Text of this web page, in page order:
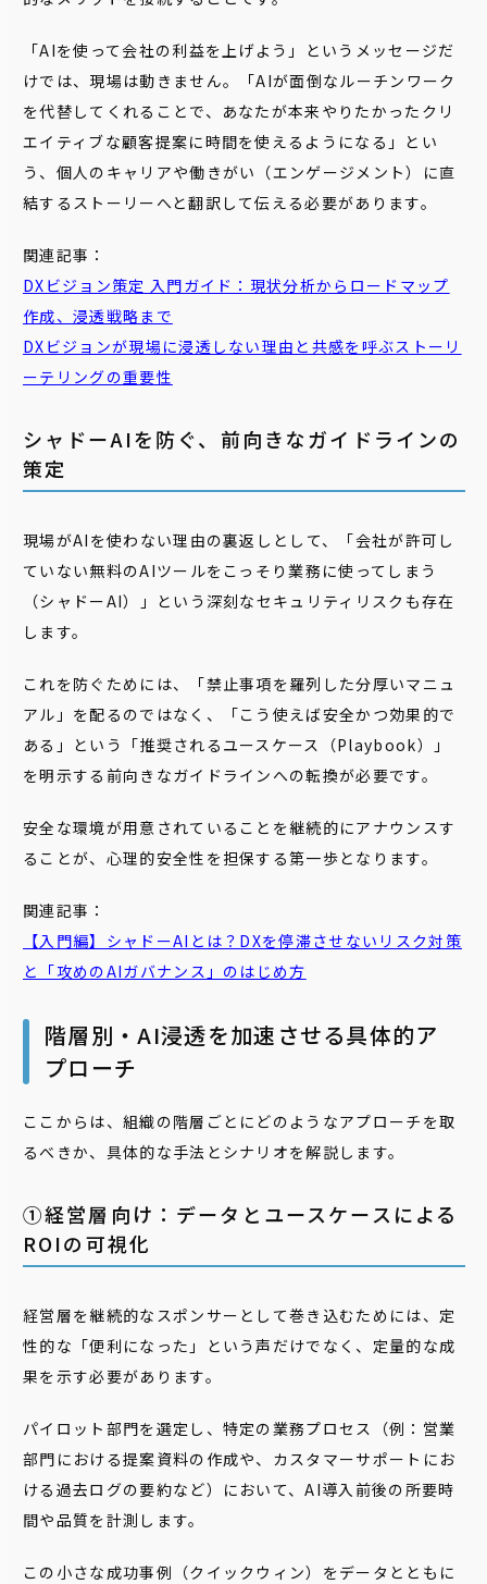
「AIを使って会社の利益を上げよう」というメッセージだ
けでは、現場は動きません。「AIが面倒なルーチンワーク
を代替してくれることで、あなたが本来やりたかったクリ
エイティブな顧客提案に時間を使えるようになる」とい
う、個人のキャリアや働きがい（エンゲージメント）に直
結するストーリーへと翻訳して伝える必要があります。
関連記事：
DXビジョン策定 入門ガイド：現状分析からロードマップ
作成、浸透戦略まで
DXビジョンが現場に浸透しない理由と共感を呼ぶストーリ
ーテリングの重要性
シャドーAIを防ぐ、前向きなガイドラインの
策定
現場がAIを使わない理由の裏返しとして、「会社が許可し
ていない無料のAIツールをこっそり業務に使ってしまう
（シャドーAI）」という深刻なセキュリティリスクも存在
します。
これを防ぐためには、「禁止事項を羅列した分厚いマニュ
アル」を配るのではなく、「こう使えば安全かつ効果的で
ある」という「推奨されるユースケース（Playbook）」
を明示する前向きなガイドラインへの転換が必要です。
安全な環境が用意されていることを継続的にアナウンスす
ることが、心理的安全性を担保する第一歩となります。
関連記事：
【入門編】シャドーAIとは？DXを停滞させないリスク対策
と「攻めのAIガバナンス」のはじめ方
階層別・AI浸透を加速させる具体的ア
プローチ
ここからは、組織の階層ごとにどのようなアプローチを取
るべきか、具体的な手法とシナリオを解説します。
➀経営層向け：データとユースケースによる
ROIの可視化
経営層を継続的なスポンサーとして巻き込むためには、定
性的な「便利になった」という声だけでなく、定量的な成
果を示す必要があります。
パイロット部門を選定し、特定の業務プロセス（例：営業
部門における提案資料の作成や、カスタマーサポートにお
ける過去ログの要約など）において、AI導入前後の所要時
間や品質を計測します。
この小さな成功事例（クイックウィン）をデータとともに